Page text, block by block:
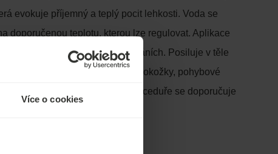
Více o cookies
evokuje příjemný a teplý pocit lehkosti. Voda se
doporučenou teplotu, kterou lze regulovat. Aplikace
ve svalech a pojivových tkáních. Posiluje v těle
procesy, zlepšuje funkci pokožky, pohybové
nervového systému. Po proceduře se doporučuje